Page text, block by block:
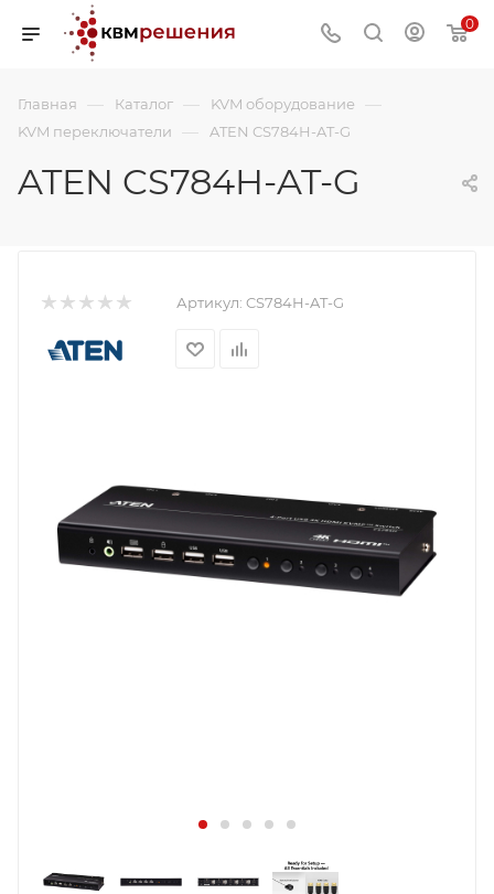
0
Главная — Каталог — KVM оборудование —
KVM переключатели — ATEN CS784H-AT-G
ATEN CS784H-AT-G
Артикул: CS784H-AT-G